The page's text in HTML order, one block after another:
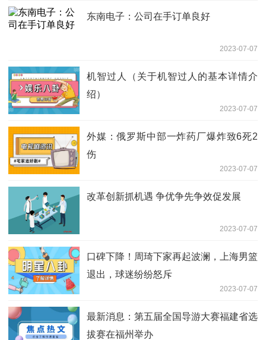
东南电子：公司在手订单良好
2023-07-07
机智过人（关于机智过人的基本详情介
绍）
2023-07-07
外媒：俄罗斯中部一炸药厂爆炸致6死2
伤
2023-07-07
改革创新抓机遇 争优争先争效促发展
2023-07-07
口碑下降！周琦下家再起波澜，上海男篮
退出，球迷纷纷怒斥
2023-07-07
最新消息：第五届全国导游大赛福建省选
拔赛在福州举办